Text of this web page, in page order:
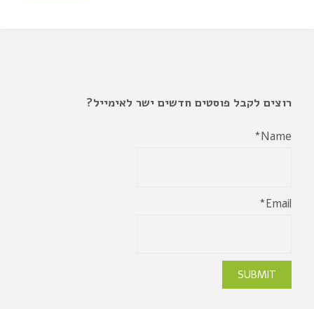
רוצים לקבל פוסטים חדשים ישר לאימייל?
Name*
Email*